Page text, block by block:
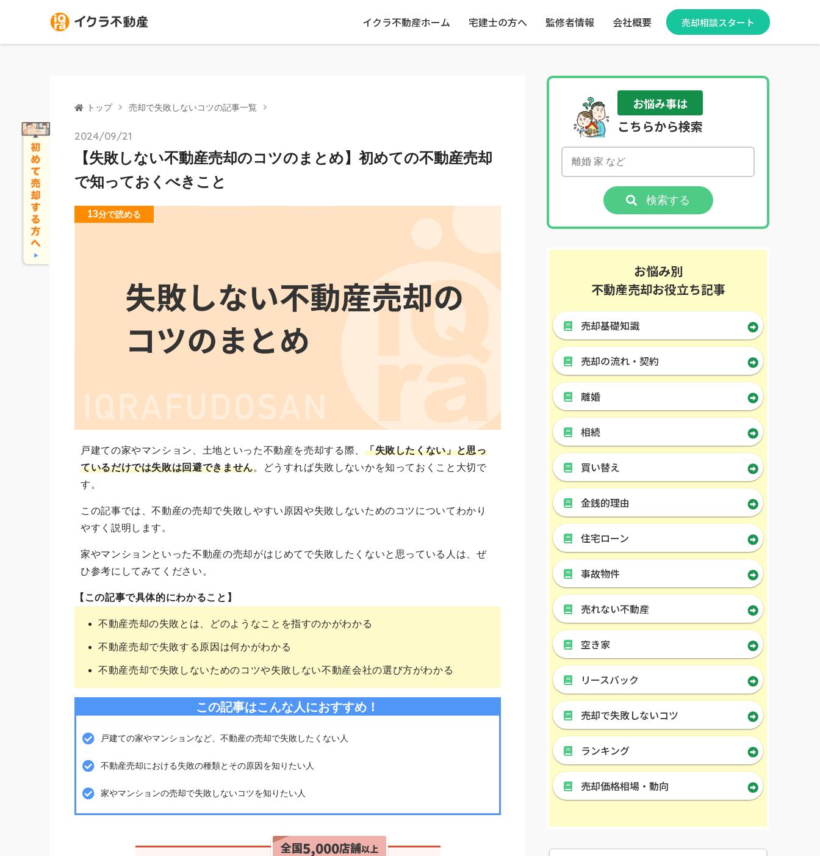
イクラ不動産ホーム 宅建士の方へ 監修者情報 会社概要 売却相談スタート
トップ 売却で失敗しないコツの記事一覧
2024/09/21
【失敗しない不動産売却のコツのまとめ】初めての不動産売却
で知っておくべきこと
13分で読める
戸建ての家やマンション、土地といった不動産を売却する際、 「失敗したくない」と思っ
ているだけでは失敗は回避できません。どうすれば失敗しないかを知っておくこと大切で
す。
この記事では、不動産の売却で失敗しやすい原因や失敗しないためのコツについてわかり
やすく説明します。
家やマンションといった不動産の売却がはじめてで失敗したくないと思っている人は、ぜ
ひ参考にしてみてください。
【この記事で具体的にわかること】
不動産売却の失敗とは、どのようなことを指すのかがわかる
不動産売却で失敗する原因は何かがわかる
不動産売却で失敗しないためのコツや失敗しない不動産会社の選び方がわかる
この記事はこんな人におすすめ！
戸建ての家やマンションなど、不動産の売却で失敗したくない人
不動産売却における失敗の種類とその原因を知りたい人
家やマンションの売却で失敗しないコツを知りたい人
お悩み事は
こちらから検索
検索する
お悩み別
不動産売却お役立ち記事
売却基礎知識
売却の流れ・契約
離婚
相続
買い替え
金銭的理由
住宅ローン
事故物件
売れない不動産
空き家
リースバック
売却で失敗しないコツ
ランキング
売却価格相場・動向